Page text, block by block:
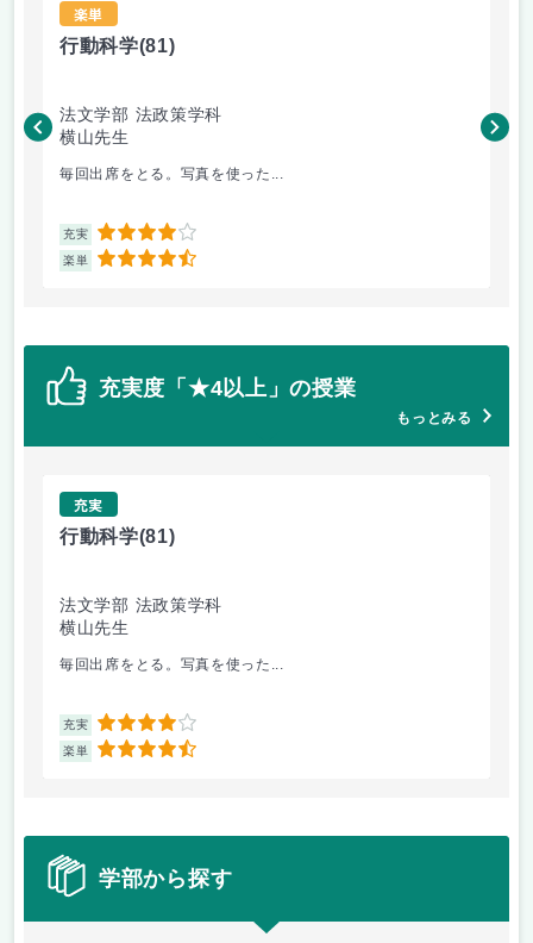
楽単
行動科学(81)
法文学部 法政策学科
横山先生
毎回出席をとる。写真を使った...
充実 4
楽単 4.5
横
充実度「★4以上」の授業
もっとみる
充実
行動科学(81)
法文学部 法政策学科
横山先生
毎回出席をとる。写真を使った...
充実 4
楽単 4.5
学部から探す